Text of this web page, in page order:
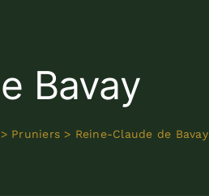
Bavay
> Pruniers > Reine-Claude de Bavay